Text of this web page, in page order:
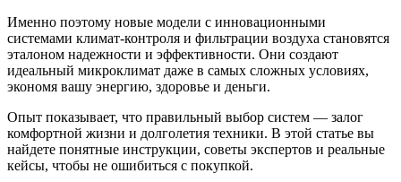
Именно поэтому новые модели с инновационными
системами климат-контроля и фильтрации воздуха становятся
эталоном надежности и эффективности. Они создают
идеальный микроклимат даже в самых сложных условиях,
экономя вашу энергию, здоровье и деньги.
Опыт показывает, что правильный выбор систем — залог
комфортной жизни и долголетия техники. В этой статье вы
найдете понятные инструкции, советы экспертов и реальные
кейсы, чтобы не ошибиться с покупкой.